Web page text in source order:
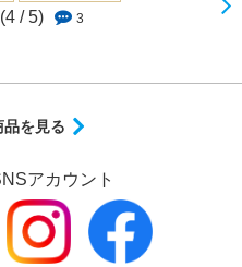
(4 / 5) 3
品を見る
アカウント